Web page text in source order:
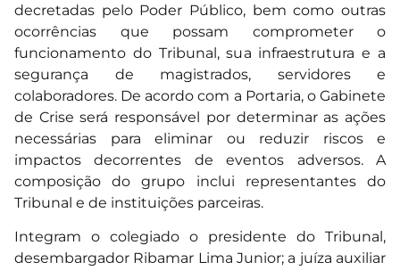
decretadas pelo Poder Público, bem como outras
ocorrências que possam comprometer o
funcionamento do Tribunal, sua infraestrutura e a
segurança de magistrados, servidores e
colaboradores. De acordo com a Portaria, o Gabinete
de Crise será responsável por determinar as ações
necessárias para eliminar ou reduzir riscos e
impactos decorrentes de eventos adversos. A
composição do grupo inclui representantes do
Tribunal e de instituições parceiras.
Integram o colegiado o presidente do Tribunal,
desembargador Ribamar Lima Junior; a juíza auxiliar